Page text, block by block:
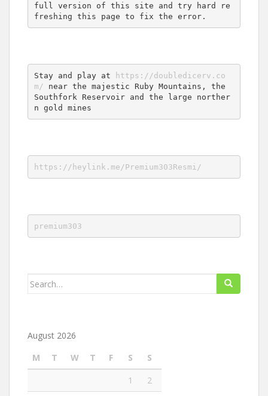
full version of this site and try hard re
freshing this page to fix the error.
Stay and play at
https://doubledicerv.co
m/ near the majestic Ruby Mountains, the
Southfork Reservoir and the large norther
n gold mines
https://heylink.me/Premium303Resmi/
premium303
Search
August 2026
M
T W T F S
S
1
2